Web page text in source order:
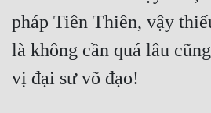
Xuyên Không
Xuyên Nhanh
Xuyên Sách
pháp Tiên Thiên, vậy
là không cần quá lâu
vị đại sư võ đạo!